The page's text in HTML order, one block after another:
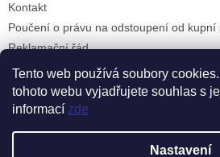
Tento web používá soubory
tohoto webu vyjadřujete souhlas s
informací zde
Nastavení
Kontakt
Poučení o právu na odstoupení od kupní
Reklamační řád
Formulář pro uplatnění reklamace